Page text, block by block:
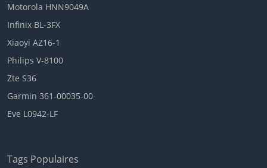
Motorola HNN9049A
Infinix BL-3FX
Xiaoyi AZ16-1
Philips V-8100
Zte S36
Garmin 361-00035-00
Eve L0942-LF
Tags Populaires